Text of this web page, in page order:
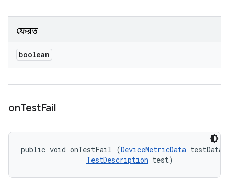
ফেরত
boolean
onTestFail
public void onTestFail (DeviceMetricData
TestDescription test)